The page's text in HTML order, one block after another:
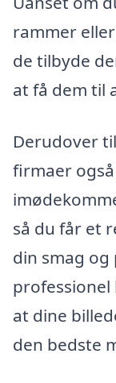
rammer
de tilbyde
at få dem til
Derudover
firmaer
så du får et
din smag
at dine
den bedste